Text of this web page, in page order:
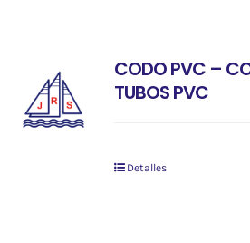
CODO PVC –
TUBOS PVC
Detalles